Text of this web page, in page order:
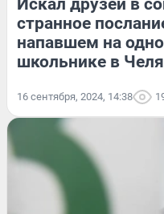
Искал друзей в
странное
напавшем на
школьнике в
16 сентября, 2024, 14:38